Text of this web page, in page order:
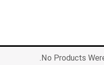
No Products